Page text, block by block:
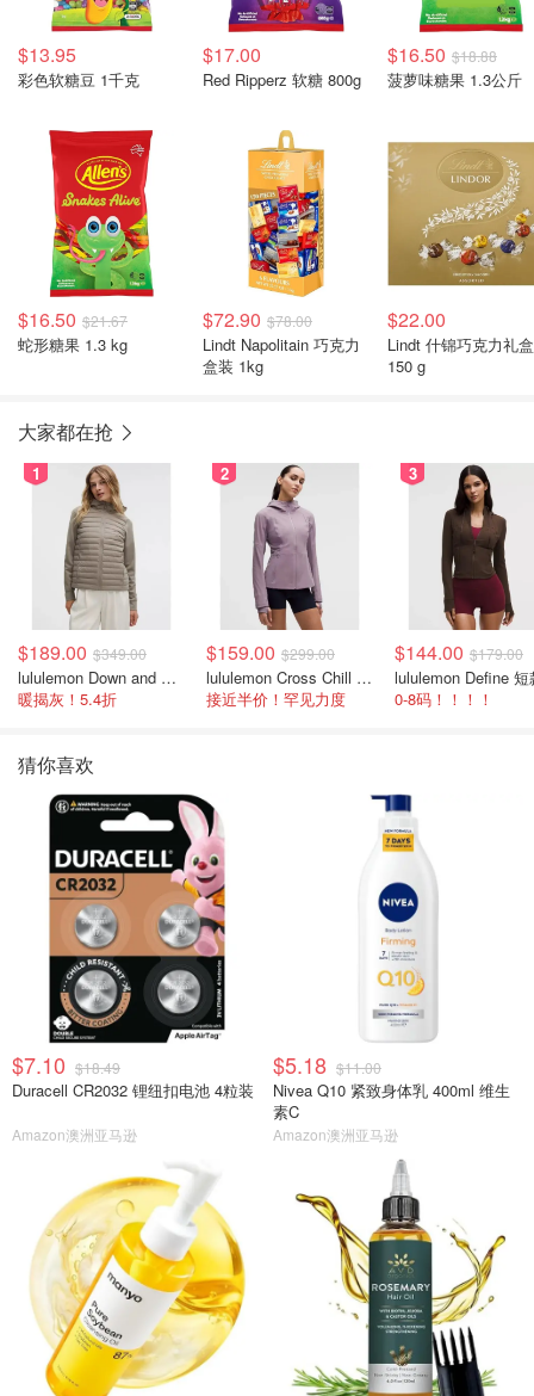
$13.95
彩色软糖豆 1千克
$17.00
Red Ripperz 软糖 800g
$16.50 $18.88
菠萝味糖果 1.3公斤
$16.50 $21.67
蛇形糖果 1.3 kg
$72.90 $78.00
Lindt Napolitain 巧克力
盒装 1kg
$22.00
Lindt 什锦巧克力礼盒
150 g
大家都在抢
1
$189.00 $349.00
lululemon Down and Around 羽绒夹克
暖揭灰！5.4折
2
$159.00 $299.00
lululemon Cross Chill 女士运动外套
接近半价！罕见力度
3
$144.00 $179.00
0-8码！！！！
猜你喜欢
$7.10 $18.49
Duracell CR2032 锂纽扣电池 4粒装
Amazon澳洲亚马逊
$5.18 $11.00
Nivea Q10 紧致身体乳 400ml 维生
素C
Amazon澳洲亚马逊